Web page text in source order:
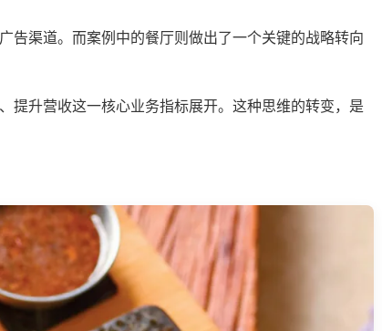
告渠道。而案例中的餐厅则做出了一个关键的战略转向
提升营收这一核心业务指标展开。这种思维的转变，是